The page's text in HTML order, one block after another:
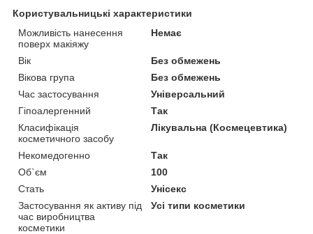
Користувальницькі характеристики
Можливість нанесення
поверх макіяжу
Немає
Вік
Без обмежень
Вікова група
Без обмежень
Час застосування
Універсальний
Гіпоалергенний
Так
Класифікація
косметичного засобу
Лікувальна (Космецевтика)
Некомедогенно
Так
Об`єм
100
Стать
Унісекс
Застосування як активу під
час виробництва
косметики
Усі типи косметики